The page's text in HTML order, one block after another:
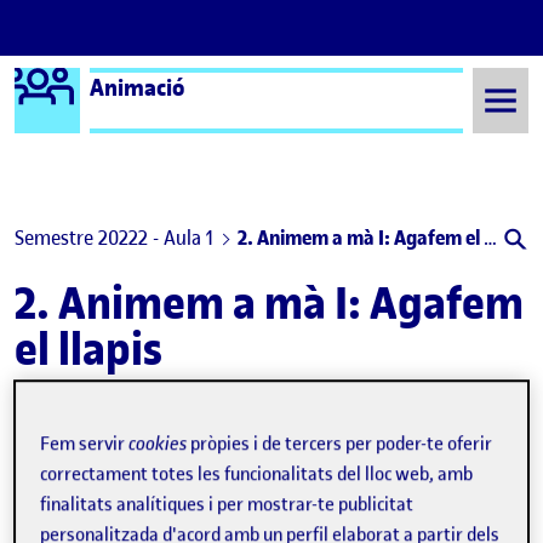
Saltar al contingut
Logo Ágora
Animació
Semestre 20222 - Aula 1 2. Animem a mà I: Agafem el llapis
2. Animem a mà I: Agafem
el llapis
Publicat per
Silvia Garcia Puerta
Visibilitat:
Públic-Data de publicació
3 Abr. 20235 abril, 2023 8:02 pm
-comentari el PAC2: ANIMACIÓ – Animem a mà
Foliscopi de la PAC 2 2. Animem a mà I: Agafem el llapis …
Fem servircookies pròpies i de tercers per poder-te oferir
correctament totes les funcionalitats del lloc web, amb
finalitats analítiques i per mostrar-te publicitat
personalitzada d'acord amb un perfil elaborat a partir dels